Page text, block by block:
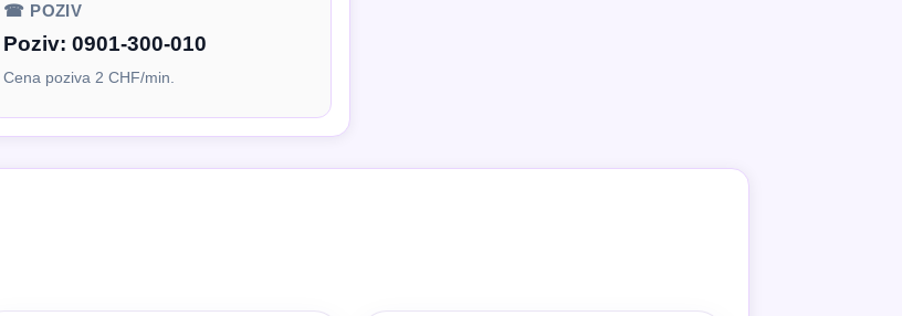
☎ POZIV
Poziv:0901-300-010
Cena poziva 2 CHF/min.